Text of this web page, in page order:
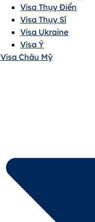
Visa Thụy Điển
Visa Thụy Sĩ
Visa Ukraine
Visa Ý
Visa Châu Mỹ